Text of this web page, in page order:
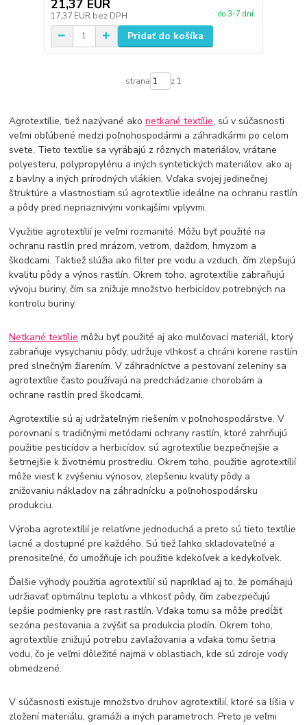
21,37 EUR
17,37 EUR bez DPH do 3-7 dní
Pridať do košíka
strana z 1
Agrotextílie, tiež nazývané akonetkané textílie, sú v súčasnosti
veľmi obľúbené medzi poľnohospodármi a záhradkármi po celom
svete. Tieto textílie sa vyrábajú z rôznych materiálov, vrátane
polyesteru, polypropylénu a iných syntetických materiálov, ako aj
z bavlny a iných prírodných vlákien. Vďaka svojej jedinečnej
štruktúre a vlastnostiam sú agrotextílie ideálne na ochranu rastlín
a pôdy pred nepriaznivými vonkajšími vplyvmi.
Využitie agrotextílií je veľmi rozmanité. Môžu byť použité na
ochranu rastlín pred mrázom, vetrom, dažďom, hmyzom a
škodcami. Taktiež slúžia ako filter pre vodu a vzduch, čím zlepšujú
kvalitu pôdy a výnos rastlín. Okrem toho, agrotextílie zabraňujú
vývoju buriny, čím sa znižuje množstvo herbicídov potrebných na
kontrolu buriny.
Netkané textílie môžu byť použité aj ako mulčovací materiál, ktorý
zabraňuje vysychaniu pôdy, udržuje vlhkosť a chráni korene rastlín
pred slnečným žiarením. V záhradníctve a pestovaní zeleniny sa
agrotextílie často používajú na predchádzanie chorobám a
ochrane rastlín pred škodcami.
Agrotextílie sú aj udržateľným riešením v poľnohospodárstve. V
porovnaní s tradičnými metódami ochrany rastlín, ktoré zahrňujú
použitie pesticídov a herbicídov, sú agrotextílie bezpečnejšie a
šetrnejšie k životnému prostrediu. Okrem toho, použitie agrotextílií
môže viesť k zvýšeniu výnosov, zlepšeniu kvality pôdy a
znižovaniu nákladov na záhradnícku a poľnohospodársku
produkciu.
Výroba agrotextílií je relatívne jednoduchá a preto sú tieto textílie
lacné a dostupné pre každého. Sú tiež ľahko skladovateľné a
prenositeľné, čo umožňuje ich použitie kdekoľvek a kedykoľvek.
Ďalšie výhody použitia agrotextílií sú napríklad aj to, že pomáhajú
udržiavať optimálnu teplotu a vlhkosť pôdy, čím zabezpečujú
lepšie podmienky pre rast rastlín. Vďaka tomu sa môže predĺžiť
sezóna pestovania a zvýšiť sa produkcia plodín. Okrem toho,
agrotextílie znižujú potrebu zavlažovania a vďaka tomu šetria
vodu, čo je veľmi dôležité najmä v oblastiach, kde sú zdroje vody
obmedzené.
V súčasnosti existuje množstvo druhov agrotextílií, ktoré sa líšia v
zložení materiálu, gramáži a iných parametroch. Preto je veľmi